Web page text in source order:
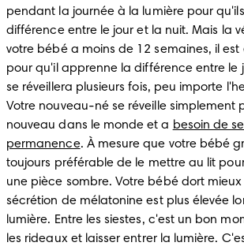
pendant la journée à la lumière pour
différence entre le jour et la nuit. Mais la
votre bébé a moins de 12 semaines, il
pour qu'il apprenne la différence entre le
se réveillera plusieurs fois, peu importe
Votre nouveau-né se réveille simplement
nouveau dans le monde et a besoin de
permanence. À mesure que votre bébé
toujours préférable de le mettre au lit
une pièce sombre. Votre bébé dort
sécrétion de mélatonine est plus élevée
lumière. Entre les siestes, c'est un bon
les rideaux et laisser entrer la lumière.